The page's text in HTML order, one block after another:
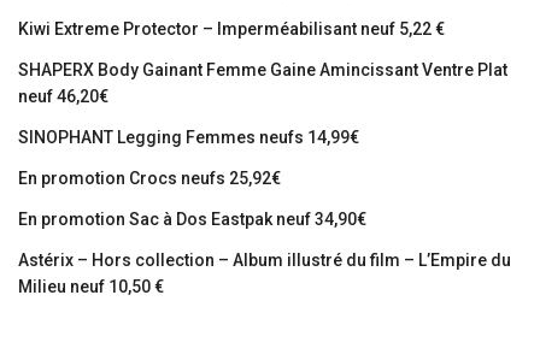
Kiwi Extreme Protector – Imperméabilisant neuf 5,22 €
SHAPERX Body Gainant Femme Gaine Amincissant Ventre Plat
neuf 46,20€
SINOPHANT Legging Femmes neufs 14,99€
En promotion Crocs neufs 25,92€
En promotion Sac à Dos Eastpak neuf 34,90€
Astérix – Hors collection – Album illustré du film – L’Empire du
Milieu neuf 10,50 €